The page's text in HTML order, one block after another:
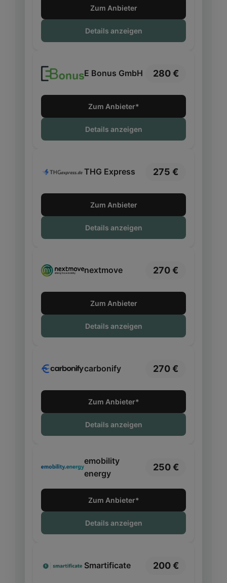
Zum Anbieter
Details anzeigen
E Bonus GmbH 280 €
Zum Anbieter*
Details anzeigen
THG Express 275 €
Zum Anbieter
Details anzeigen
nextmove 270 €
Zum Anbieter
Details anzeigen
carbonify 270 €
Zum Anbieter*
Details anzeigen
emobility
energy
250 €
Zum Anbieter*
Details anzeigen
Smartificate 200 €